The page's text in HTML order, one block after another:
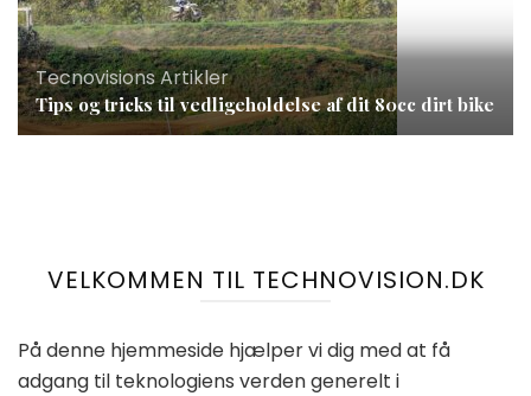
Tecnovisions Artikler
Tips og tricks til vedligeholdelse af dit 80cc dirt bike
VELKOMMEN TIL TECHNOVISION.DK
På denne hjemmeside hjælper vi dig med at få
adgang til teknologiens verden generelt i